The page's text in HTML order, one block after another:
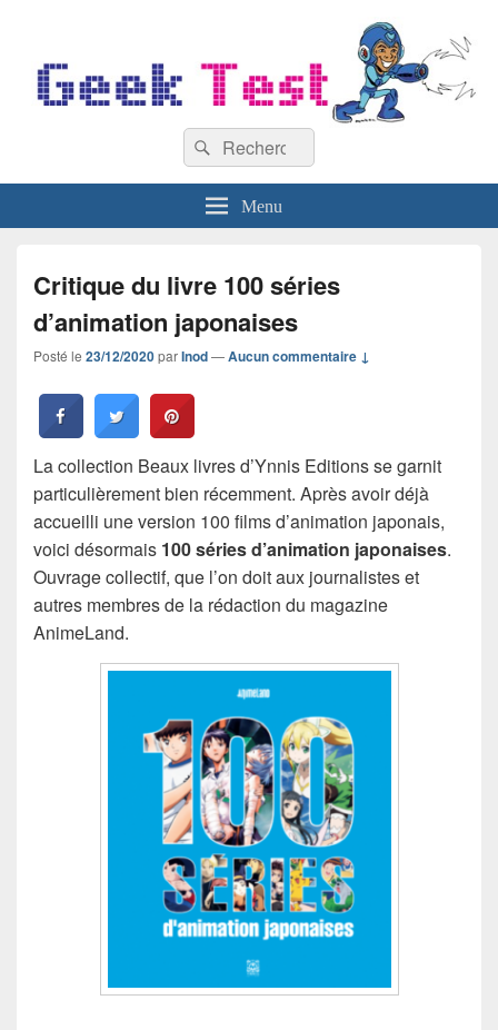
Recherche :
Rechercher
Menu
Critique du livre 100 séries
d’animation japonaises
Posté le 23/12/2020parInod—Aucun commentaire ↓
La collection Beaux livres d’Ynnis Editions se garnit
particulièrement bien récemment. Après avoir déjà
accueilli une version 100 films d’animation japonais,
voici désormais 100 séries d’animation japonaises.
Ouvrage collectif, que l’on doit aux journalistes et
autres membres de la rédaction du magazine
AnimeLand.